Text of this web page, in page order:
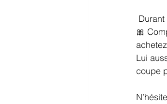
🎀
Lui
coupe